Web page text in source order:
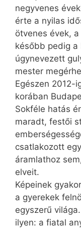
negyvenes
érte a nyilas
ötvenes évek,
később pedig a
úgynevezett
mester
Egészen 2012-
korában
Sokféle hatás
maradt, festői
csatlakozott
áramlathoz
elveit.
Képeinek
a gyerekek
egyszerű
ilyen: a fiatal